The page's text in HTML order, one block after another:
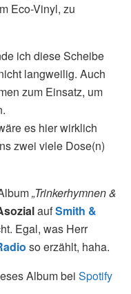
Eco-Vinyl, zu
ich diese Scheibe
langweilig. Auch
zum Einsatz, um
es hier wirklich
zwei viele Dose(n)
„Trinkerhymnen &
aufSmith &
Egal, was Herr
so erzählt, haha.
Album bei Spotify